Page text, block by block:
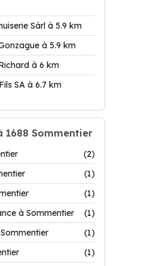
Sàrl à 5.9 km
à 5.9 km
à 6 km
SA à 6.7 km
1688 Sommentier
(2)
(1)
(1)
à Sommentier
(1)
(1)
(1)